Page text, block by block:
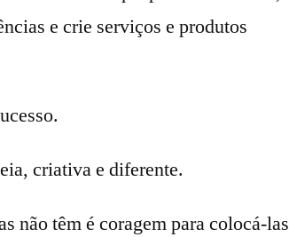
e crie serviços e produtos
criativa e diferente.
não têm é coragem para colocá-las